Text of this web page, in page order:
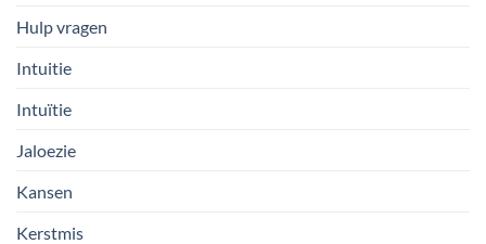
Hulp vragen
Intuitie
Intuïtie
Jaloezie
Kansen
Kerstmis